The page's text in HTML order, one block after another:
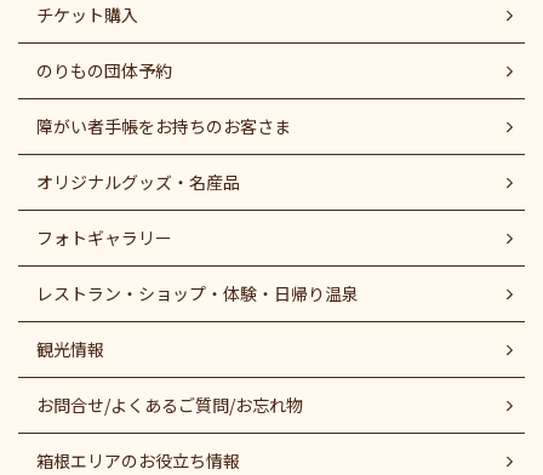
チケット購入
のりもの団体予約
障がい者⼿帳をお持ちのお客さま
オリジナルグッズ・名産品
フォトギャラリー
レストラン・ショップ・体験・日帰り温泉
観光情報
お問合せ/よくあるご質問/お忘れ物
箱根エリアのお役立ち情報